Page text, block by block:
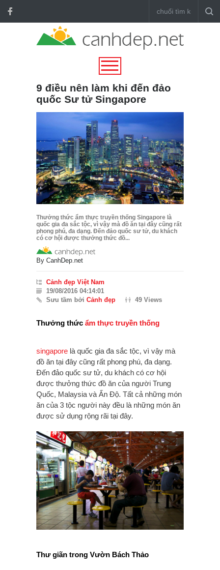
9 điều nên làm khi đến đảo
quốc Sư tử Singapore
Thưởng thức ẩm thực truyền thống Singapore là
quốc gia đa sắc tộc, vì vậy mà đồ ăn tại đây cũng rất
phong phú, đa dạng. Đến đảo quốc sư tử, du khách
có cơ hội được thưởng thức đồ...
By CanhDep.net
Cảnh đẹp Việt Nam
19/08/2016 04:14:01
Sưu tầm bởi Cảnh đẹp 49 Views
Thưởng thức ẩm thực truyền thống
singapore là quốc gia đa sắc tộc, vì vậy mà
đồ ăn tại đây cũng rất phong phú, đa dạng.
Đến đảo quốc sư tử, du khách có cơ hội
được thưởng thức đồ ăn của người Trung
Quốc, Malaysia và Ấn Độ. Tất cả những món
ăn của 3 tộc người này đều là những món ăn
được sử dụng rộng rãi tại đây.
Thư giãn trong Vườn Bách Thảo